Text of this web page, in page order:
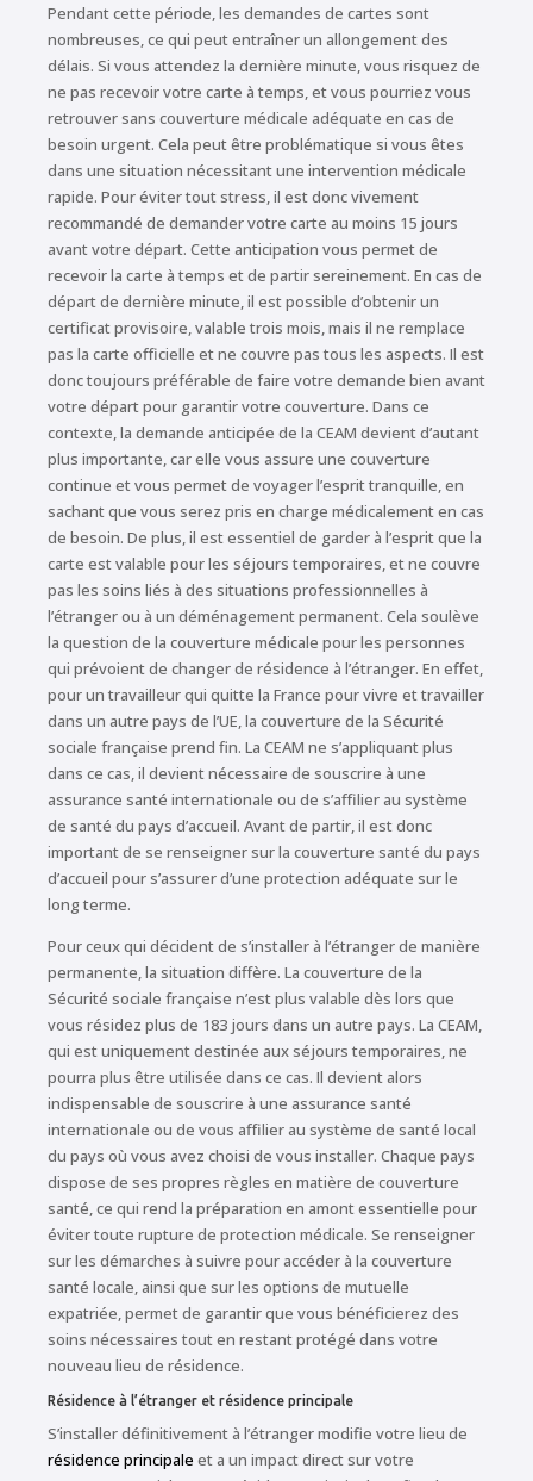
Pendant cette période, les demandes de cartes sont
nombreuses, ce qui peut entraîner un allongement des
délais. Si vous attendez la dernière minute, vous risquez de
ne pas recevoir votre carte à temps, et vous pourriez vous
retrouver sans couverture médicale adéquate en cas de
besoin urgent. Cela peut être problématique si vous êtes
dans une situation nécessitant une intervention médicale
rapide. Pour éviter tout stress, il est donc vivement
recommandé de demander votre carte au moins 15 jours
avant votre départ. Cette anticipation vous permet de
recevoir la carte à temps et de partir sereinement. En cas de
départ de dernière minute, il est possible d’obtenir un
certificat provisoire, valable trois mois, mais il ne remplace
pas la carte officielle et ne couvre pas tous les aspects. Il est
donc toujours préférable de faire votre demande bien avant
votre départ pour garantir votre couverture. Dans ce
contexte, la demande anticipée de la CEAM devient d’autant
plus importante, car elle vous assure une couverture
continue et vous permet de voyager l’esprit tranquille, en
sachant que vous serez pris en charge médicalement en cas
de besoin. De plus, il est essentiel de garder à l’esprit que la
carte est valable pour les séjours temporaires, et ne couvre
pas les soins liés à des situations professionnelles à
l’étranger ou à un déménagement permanent. Cela soulève
la question de la couverture médicale pour les personnes
qui prévoient de changer de résidence à l’étranger. En effet,
pour un travailleur qui quitte la France pour vivre et travailler
dans un autre pays de l’UE, la couverture de la Sécurité
sociale française prend fin. La CEAM ne s’appliquant plus
dans ce cas, il devient nécessaire de souscrire à une
assurance santé internationale ou de s’affilier au système
de santé du pays d’accueil. Avant de partir, il est donc
important de se renseigner sur la couverture santé du pays
d’accueil pour s’assurer d’une protection adéquate sur le
long terme.
Pour ceux qui décident de s’installer à l’étranger de manière
permanente, la situation diffère. La couverture de la
Sécurité sociale française n’est plus valable dès lors que
vous résidez plus de 183 jours dans un autre pays. La CEAM,
qui est uniquement destinée aux séjours temporaires, ne
pourra plus être utilisée dans ce cas. Il devient alors
indispensable de souscrire à une assurance santé
internationale ou de vous affilier au système de santé local
du pays où vous avez choisi de vous installer. Chaque pays
dispose de ses propres règles en matière de couverture
santé, ce qui rend la préparation en amont essentielle pour
éviter toute rupture de protection médicale. Se renseigner
sur les démarches à suivre pour accéder à la couverture
santé locale, ainsi que sur les options de mutuelle
expatriée, permet de garantir que vous bénéficierez des
soins nécessaires tout en restant protégé dans votre
nouveau lieu de résidence.
Résidence à l’étranger et résidence principale
S’installer définitivement à l’étranger modifie votre lieu de
résidence principale et a un impact direct sur votre